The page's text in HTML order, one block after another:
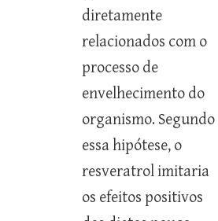
diretamente
relacionados com o
processo de
envelhecimento do
organismo. Segundo
essa hipótese, o
resveratrol imitaria
os efeitos positivos